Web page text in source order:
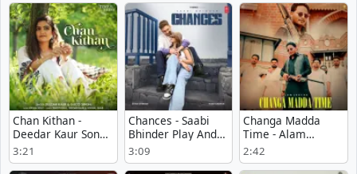
Chan Kithan -
Deedar Kaur Song
Mp3 Download
3:21
Chances - Saabi
Bhinder Play And
Download mp3
song
3:09
Changa Madda
Time - Alam
Chatha Song Mp3
Download
2:42